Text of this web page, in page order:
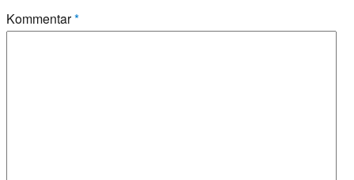
Kommentar*